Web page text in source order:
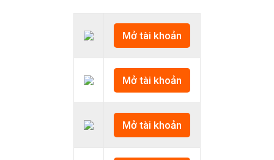
Mở tài khoản
Mở tài khoản
Mở tài khoản